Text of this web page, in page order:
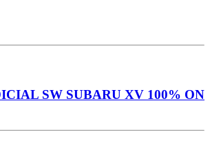
SW SUBARU XV 100% ON